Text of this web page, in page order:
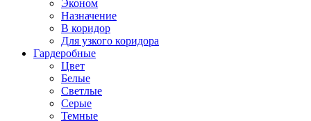
Эконом
Назначение
В коридор
Для узкого коридора
Гардеробные
Цвет
Белые
Светлые
Серые
Темные